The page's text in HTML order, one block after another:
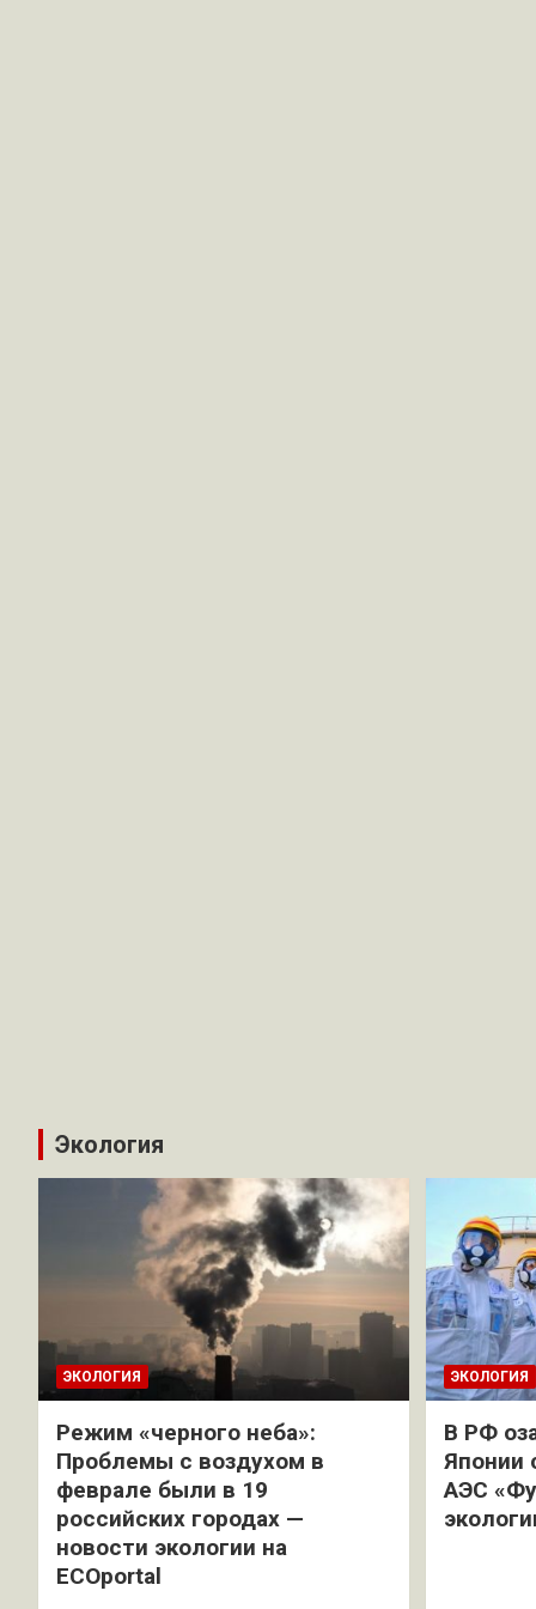
Экология
ЭКОЛОГИЯ
Режим «черного неба»:
Проблемы с воздухом в
феврале были в 19
российских городах —
новости экологии на
ECOportal
ЭКОЛОГИЯ
В РФ
Японии
АЭС